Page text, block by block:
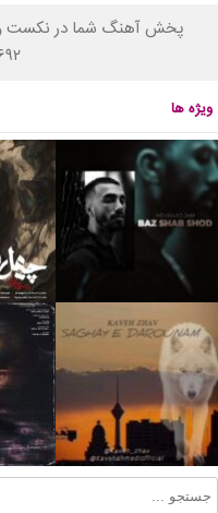
پخش آهنگ شما در نکست
ویژه ها